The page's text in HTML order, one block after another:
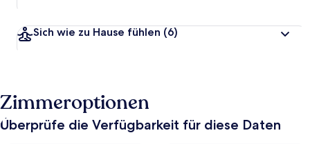
Sich wie zu Hause fühlen (6)
Zimmeroptionen
Überprüfe die Verfügbarkeit für diese Daten